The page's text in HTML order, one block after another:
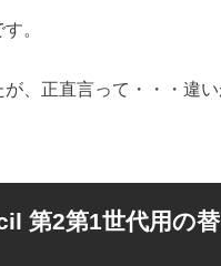
。
、正直言って・・・違い
第2第1世代用の